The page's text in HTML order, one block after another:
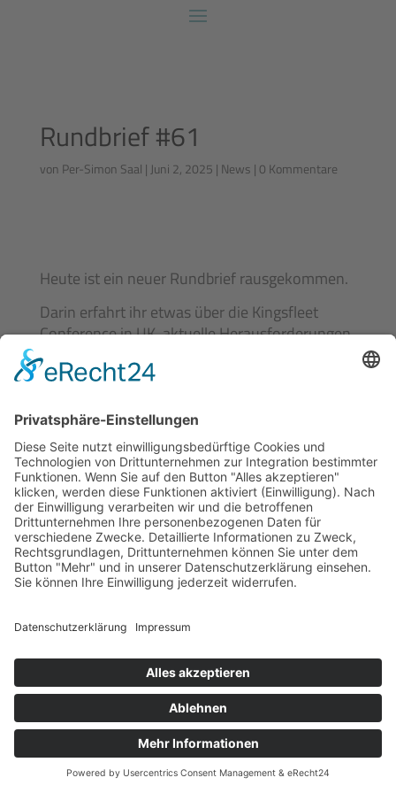
Rundbrief #61
von Per-Simon Saal | Juni 2, 2025 | News | 0 Kommentare
Heute ist ein neuer Rundbrief rausgekommen.
Darin erfahrt ihr etwas über die Kingsfleet
Conference in UK, aktuelle Herausforderungen
rund um die Zertifizierung als Traditionsschiff
und den knappen Saisonstart.
Ein Klick auf das Bild läd den Rundbrief als pdf
runter.
Datenschutz
Copyright 2024 Missionskutter ELIDA e.V.